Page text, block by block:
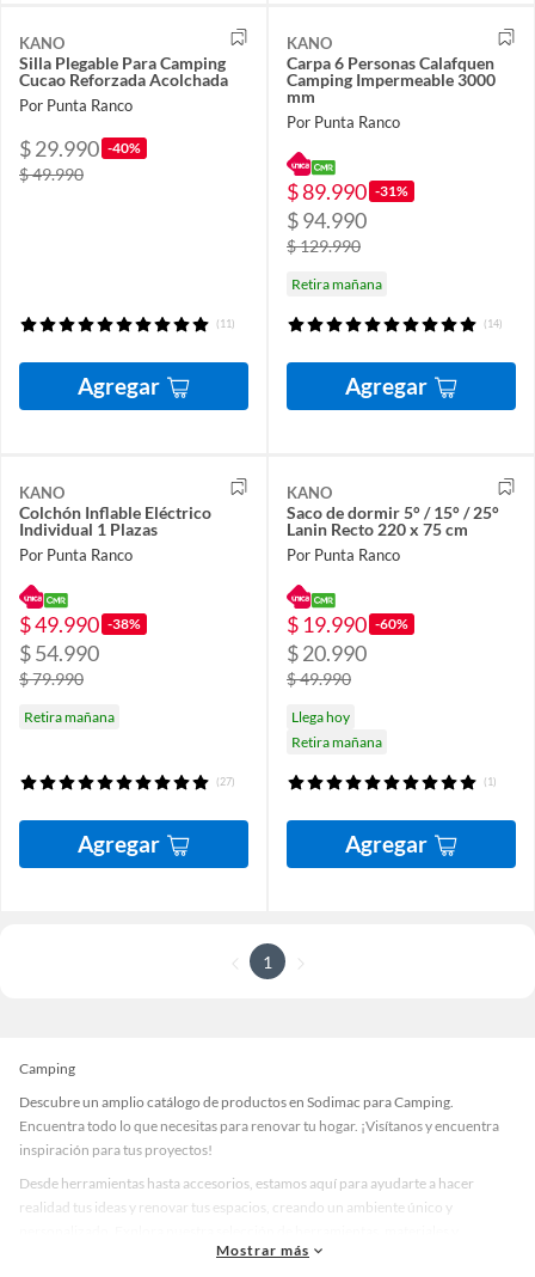
KANO
Silla Plegable Para Camping
Cucao Reforzada Acolchada
Por Punta Ranco
$ 29.990 -40%
$ 49.990
(11)
Agregar
KANO
Carpa 6 Personas Calafquen
Camping Impermeable 3000
mm
Por Punta Ranco
$ 89.990 -31%
$ 94.990
$ 129.990
Retira mañana
(14)
Agregar
KANO
Colchón Inflable Eléctrico
Individual 1 Plazas
Por Punta Ranco
$ 49.990 -38%
$ 54.990
$ 79.990
Retira mañana
(27)
Agregar
KANO
Saco de dormir 5° / 15° / 25°
Lanin Recto 220 x 75 cm
Por Punta Ranco
$ 19.990 -60%
$ 20.990
$ 49.990
Llega hoy
Retira mañana
(1)
Agregar
1
Camping
Descubre un amplio catálogo de productos en Sodimac para Camping.
Encuentra todo lo que necesitas para renovar tu hogar. ¡Visítanos y encuentra
inspiración para tus proyectos!
Desde herramientas hasta accesorios, estamos aquí para ayudarte a hacer
realidad tus ideas y renovar tus espacios, creando un ambiente único y
accesorios de calidad que te ayudarán a crear un espacio más tú.
Mostrar más